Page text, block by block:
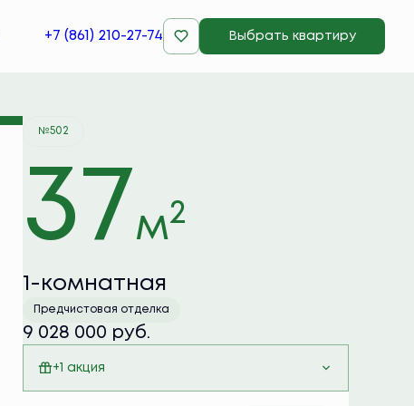
+7 (861) 210-27-74 Выбрать квартиру
Забронировать
№502
37м2
1-комнатная
Предчистовая отделка
9 028 000 руб.
+1 акция